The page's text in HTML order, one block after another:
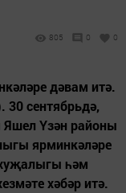
805 0 0
дәвам итә.
30 сентябрьдә,
Үзән районы
ярминкәләре
һәм
хәбәр итә.